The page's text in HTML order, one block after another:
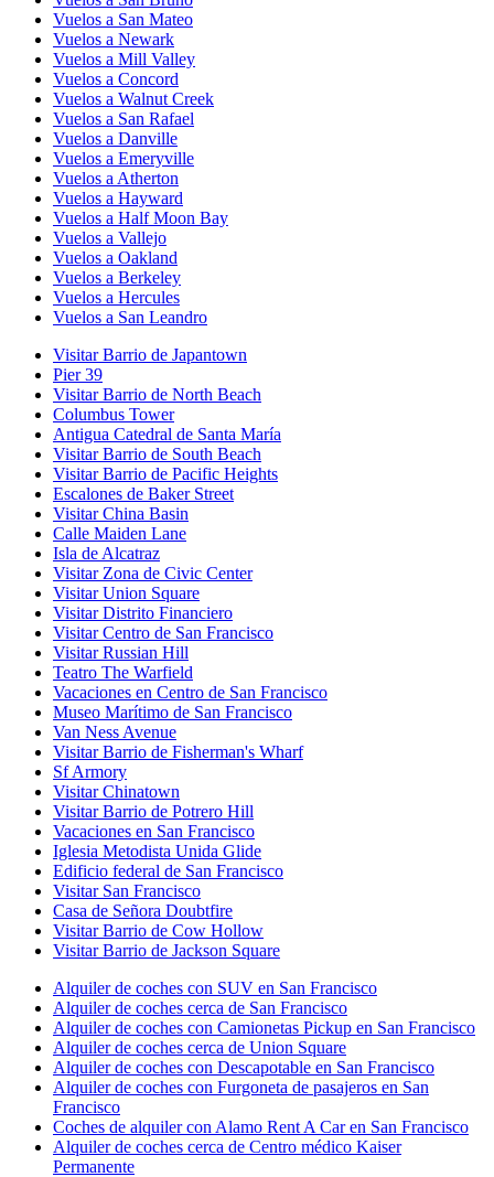
Vuelos a San Mateo
Vuelos a Newark
Vuelos a Mill Valley
Vuelos a Concord
Vuelos a Walnut Creek
Vuelos a San Rafael
Vuelos a Danville
Vuelos a Emeryville
Vuelos a Atherton
Vuelos a Hayward
Vuelos a Half Moon Bay
Vuelos a Vallejo
Vuelos a Oakland
Vuelos a Berkeley
Vuelos a Hercules
Vuelos a San Leandro
Visitar Barrio de Japantown
Pier 39
Visitar Barrio de North Beach
Columbus Tower
Antigua Catedral de Santa María
Visitar Barrio de South Beach
Visitar Barrio de Pacific Heights
Escalones de Baker Street
Visitar China Basin
Calle Maiden Lane
Isla de Alcatraz
Visitar Zona de Civic Center
Visitar Union Square
Visitar Distrito Financiero
Visitar Centro de San Francisco
Visitar Russian Hill
Teatro The Warfield
Vacaciones en Centro de San Francisco
Museo Marítimo de San Francisco
Van Ness Avenue
Visitar Barrio de Fisherman's Wharf
Sf Armory
Visitar Chinatown
Visitar Barrio de Potrero Hill
Vacaciones en San Francisco
Iglesia Metodista Unida Glide
Edificio federal de San Francisco
Visitar San Francisco
Casa de Señora Doubtfire
Visitar Barrio de Cow Hollow
Visitar Barrio de Jackson Square
Alquiler de coches con SUV en San Francisco
Alquiler de coches cerca de San Francisco
Alquiler de coches con Camionetas Pickup en San Francisco
Alquiler de coches cerca de Union Square
Alquiler de coches con Descapotable en San Francisco
Alquiler de coches con Furgoneta de pasajeros en San
Francisco
Coches de alquiler con Alamo Rent A Car en San Francisco
Alquiler de coches cerca de Centro médico Kaiser
Permanente